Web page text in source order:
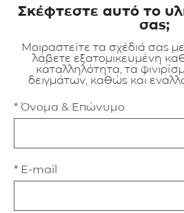
Σκέφτεστε αυτό το
σας;
Μοιραστείτε τα σχέδιά σας
λάβετε εξατομικευμένη
καταλληλότητα, τα
δειγμάτων, καθώς και
* Όνομα & Επώνυμο
* E-mail